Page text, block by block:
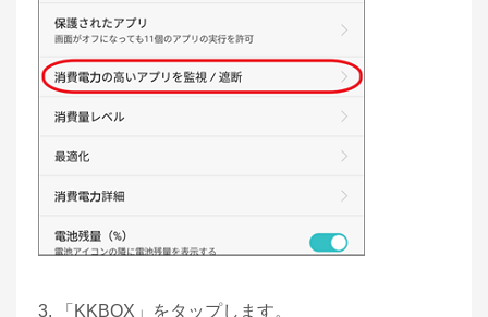
3. 「KKBOX」をタップします。